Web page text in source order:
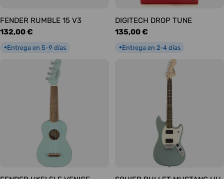
FENDER RUMBLE 15 V3
Precio
132,00 €
●Entrega en 5-9 días
DIGITECH DROP TUNE
Precio
135,00 €
●Entrega en 2-4 días